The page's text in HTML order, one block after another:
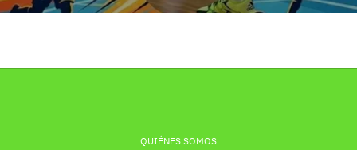
QUIÉNES SOMOS